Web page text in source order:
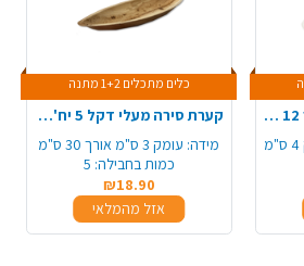
קערה מתכלה קנה סוכר 12 יח' - לבן
כלים מתכלים 1+2 מתנה
קערת סירה מעלי דקל 5 יח' - גדול
מידה: עומק 3 ס"מ אורך 30 ס"מ
כמות בחבילה: 5
₪18.90
אזל מהמלאי